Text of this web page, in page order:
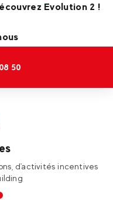
Evolution 2 !
50
ce soit en ski ou en